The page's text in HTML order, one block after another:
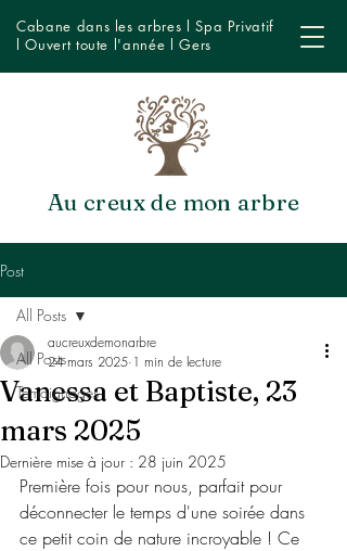
Au creux de mon arbre
Cabane dans les arbres l Spa Privatif
l Ouvert toute l'année l Gers
Post
All Posts
Témoignages
All Posts
Vanessa et Baptiste, 23
mars 2025
aucreuxdemonarbre
24 mars 2025 1 min de lecture
Dernière mise à jour : 28 juin 2025
Première fois pour nous, parfait pour
déconnecter le temps d'une soirée dans
ce petit coin de nature incroyable ! Ce